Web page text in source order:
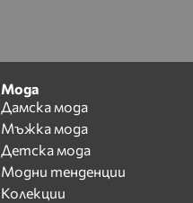
Мода
Дамска мода
Мъжка мода
Детска мода
Модни тенденции
Колекции